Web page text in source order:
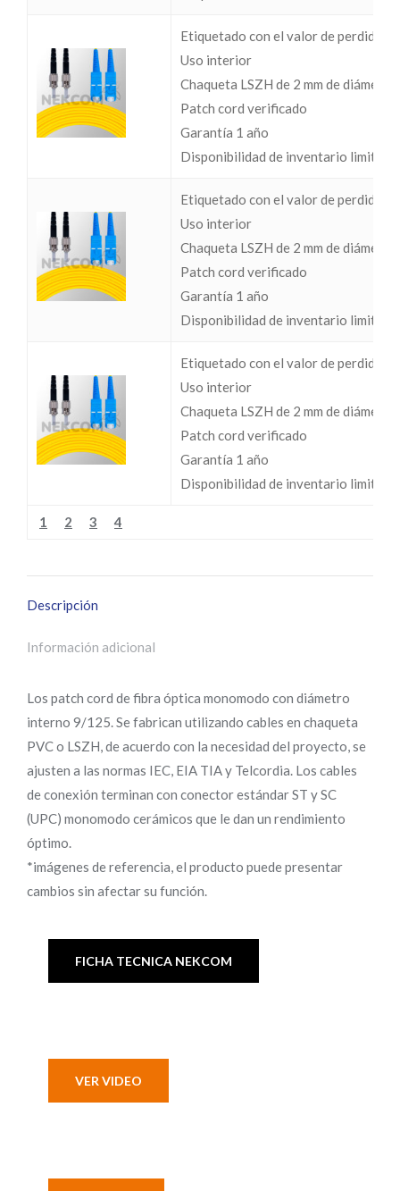
Etiquetado con el valor de perdidas
Uso interior
Chaqueta LSZH de 2 mm de diámetro
Patch cord verificado
Garantía 1 año
Disponibilidad de inventario limitada
Etiquetado con el valor de perdidas
Uso interior
Chaqueta LSZH de 2 mm de diámetro
Patch cord verificado
Garantía 1 año
Disponibilidad de inventario limitada
Etiquetado con el valor de perdidas
Uso interior
Chaqueta LSZH de 2 mm de diámetro
Patch cord verificado
Garantía 1 año
Disponibilidad de inventario limitada
1 2 3 4
Descripción
Información adicional
Los patch cord de fibra óptica monomodo con diámetro
interno 9/125. Se fabrican utilizando cables en chaqueta
PVC o LSZH, de acuerdo con la necesidad del proyecto, se
ajusten a las normas IEC, EIA TIA y Telcordia. Los cables
de conexión terminan con conector estándar ST y SC
(UPC) monomodo cerámicos que le dan un rendimiento
óptimo.
*imágenes de referencia, el producto puede presentar
cambios sin afectar su función.
FICHA TECNICA NEKCOM
VER VIDEO